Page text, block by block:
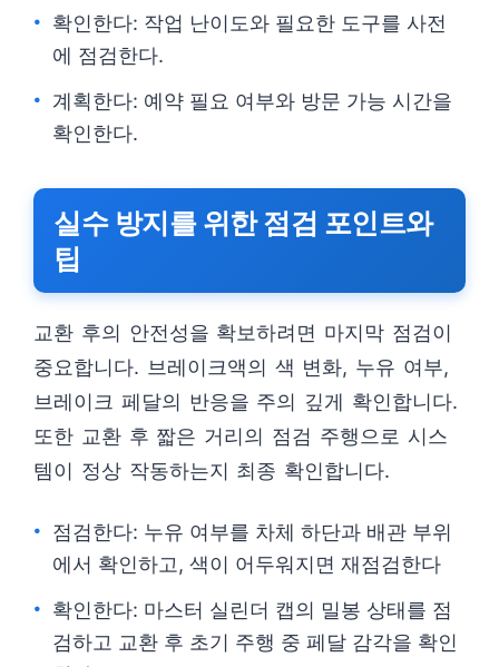
확인한다: 작업 난이도와 필요한 도구를 사전
에 점검한다.
계획한다: 예약 필요 여부와 방문 가능 시간을
확인한다.
실수 방지를 위한 점검 포인트와
팁
교환 후의 안전성을 확보하려면 마지막 점검이
중요합니다. 브레이크액의 색 변화, 누유 여부,
브레이크 페달의 반응을 주의 깊게 확인합니다.
또한 교환 후 짧은 거리의 점검 주행으로 시스
템이 정상 작동하는지 최종 확인합니다.
점검한다: 누유 여부를 차체 하단과 배관 부위
에서 확인하고, 색이 어두워지면 재점검한다
확인한다: 마스터 실린더 캡의 밀봉 상태를 점
검하고 교환 후 초기 주행 중 페달 감각을 확인